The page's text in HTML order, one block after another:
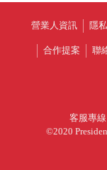
營業人資訊 隱
合作提案 聯
客服專
©2020